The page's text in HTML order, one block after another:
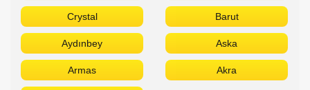
Crystal Barut
Aydınbey Aska
Armas Akra